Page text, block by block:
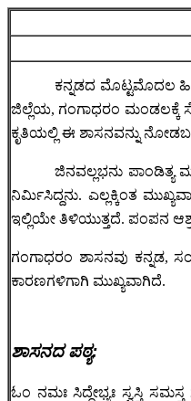
ಕನ್ನಡದ ಮೊಟ್ಟಮೊದಲ
ಜಿಲ್ಲೆಯ, ಗಂಗಾಧರಂ ಮಂಡಲಕ್ಕೆ
ಕೃತಿಯಲ್ಲಿ ಈ ಶಾಸನವನ್ನು
ಜಿನವಲ್ಲಭನು ಪಾಂಡಿತ್ಯ
ನಿರ್ಮಿಸಿದ್ದನು. ಎಲ್ಲಕ್ಕಿಂತ
ಇಲ್ಲಿಯೇ ತಿಳಿಯುತ್ತದೆ. ಪಂಪನ
ಗಂಗಾಧರಂ ಶಾಸನವು ಕನ್ನಡ,
ಕಾರಣಗಳಿಗಾಗಿ ಮುಖ್ಯವಾಗಿದೆ.
ಶಾಸನದ ಪಠ್ಯ:
ಓಂ ನಮಃ ಸಿದ್ಧೇಭ್ಯಃ ಸ್ವಸ್ತಿ